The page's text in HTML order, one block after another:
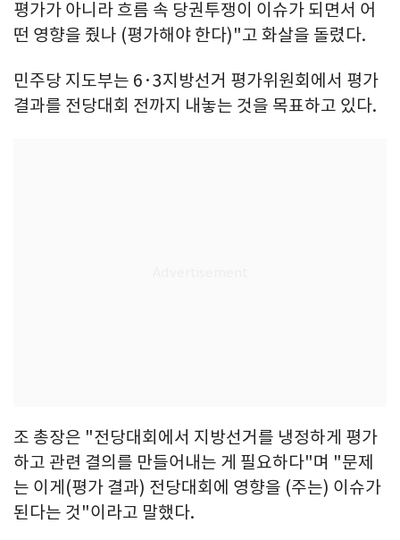
평가가 아니라 흐름 속 당권투쟁이 이슈가 되면서 어
떤 영향을 줬나 (평가해야 한다)"고 화살을 돌렸다.
민주당 지도부는 6·3지방선거 평가위원회에서 평가
결과를 전당대회 전까지 내놓는 것을 목표하고 있다.
조 총장은 "전당대회에서 지방선거를 냉정하게 평가
하고 관련 결의를 만들어내는 게 필요하다"며 "문제
는 이게(평가 결과) 전당대회에 영향을 (주는) 이슈가
된다는 것"이라고 말했다.